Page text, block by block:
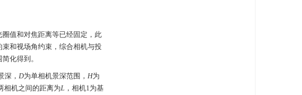
值和对焦距离等已经固定，此
和视场角约束，综合相机与投
化得到。
深， D为单相机景深范围， H为
相机之间的距离为L ，相机1为基